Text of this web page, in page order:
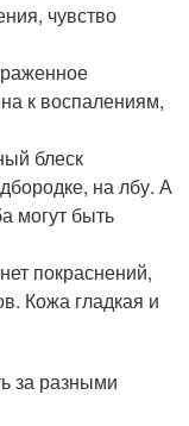
чувство
к воспалениям,
блеск
на лбу. А
могут быть
покраснений,
Кожа гладкая и
за разными